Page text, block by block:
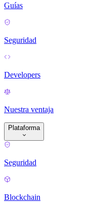
Guías
Seguridad
Developers
Nuestra ventaja
Plataforma
Seguridad
Blockchain